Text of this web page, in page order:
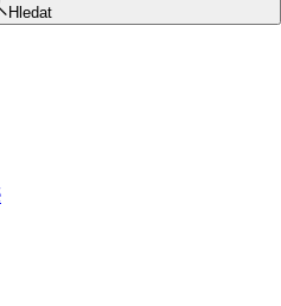
Hledat